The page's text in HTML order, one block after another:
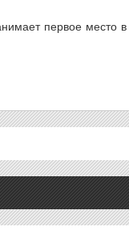
первое место